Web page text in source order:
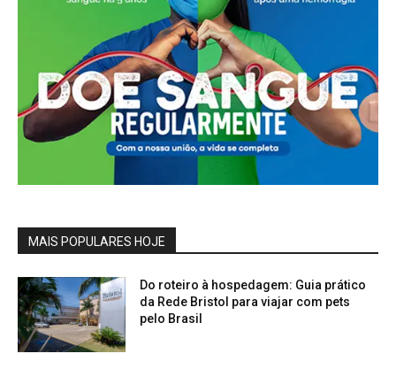
MAIS POPULARES HOJE
Do roteiro à hospedagem: Guia prático
da Rede Bristol para viajar com pets
pelo Brasil